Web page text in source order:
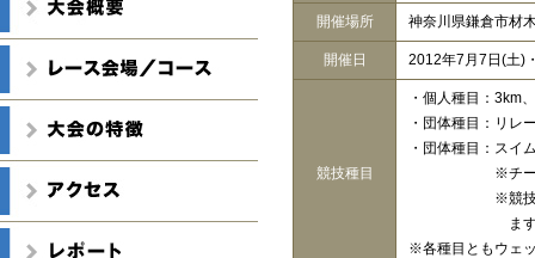
開催場所 神奈川県鎌倉市材
開催日 2012年7月7日(土)
競技種目
・個人種目： 3km
・団体種目： リレ
・団体種目： スイ
※チ
※競
ま
※各種目ともウェ